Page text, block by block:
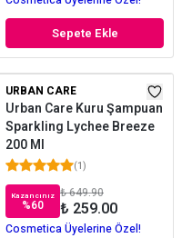
Sepete Ekle
URBAN CARE
Urban Care Kuru Şampuan
Sparkling Lychee Breeze
200 Ml
(1)
Kazancınız
%60
₺ 649.90
₺ 259.00
Cosmetica Üyelerine Özel!